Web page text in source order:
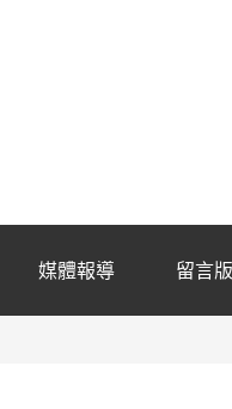
媒體報導 留言版